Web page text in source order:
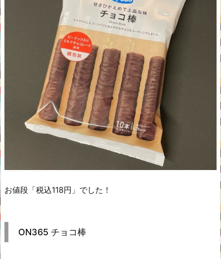
お値段「税込118円」でした！
ON365 チョコ棒